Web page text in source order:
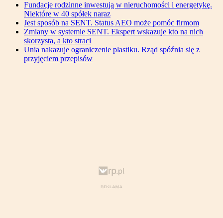
Fundacje rodzinne inwestują w nieruchomości i energetykę.
Niektóre w 40 spółek naraz
Jest sposób na SENT. Status AEO może pomóc firmom
Zmiany w systemie SENT. Ekspert wskazuje kto na nich
skorzysta, a kto straci
Unia nakazuje ograniczenie plastiku. Rząd spóźnia się z
przyjęciem przepisów